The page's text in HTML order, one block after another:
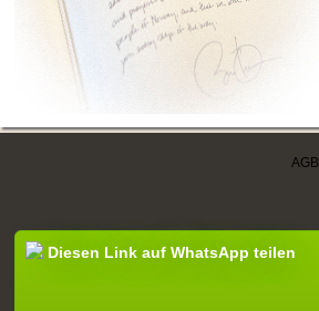
AGB
Diesen Link auf WhatsApp teilen